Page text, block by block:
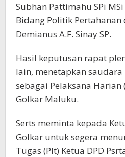
Subhan Pattimahu SPi
Bidang Politik Pertahanan
Demianus A.F. Sinay SP.
Hasil keputusan rapat
lain, menetapkan
sebagai Pelaksana Harian
Golkar Maluku.
Serts meminta kepada
Golkar untuk segera
Tugas (Plt) Ketua DPD